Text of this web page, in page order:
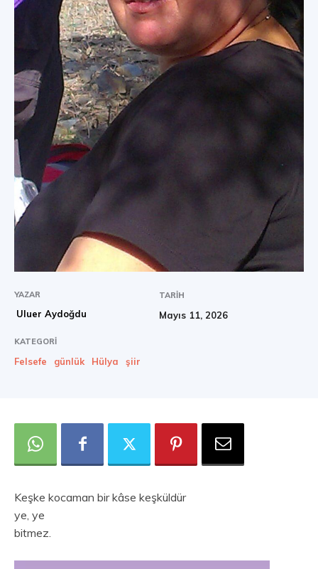
YAZAR
Uluer Aydoğdu
TARIH
Mayıs 11, 2026
KATEGORI
Felsefe günlük Hülya şiir
Keşke kocaman bir kâse keşküldür
ye, ye
bitmez.